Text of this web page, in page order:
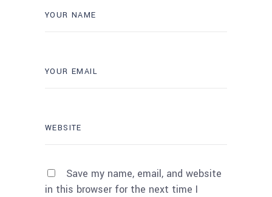
Save my name, email, and website
in this browser for the next time I